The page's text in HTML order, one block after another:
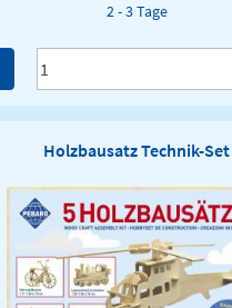
2 - 3 Tage
Holzbausatz Technik-Set